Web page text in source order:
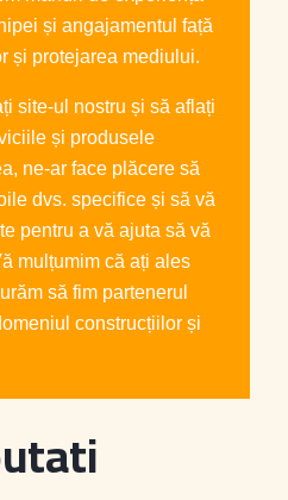
și angajamentul față
și protejarea mediului.
site-ul nostru și să aflați
și produsele
ne-ar face plăcere să
dvs. specifice și să vă
pentru a vă ajuta să vă
mulțumim că ați ales
să fim partenerul
construcțiilor și